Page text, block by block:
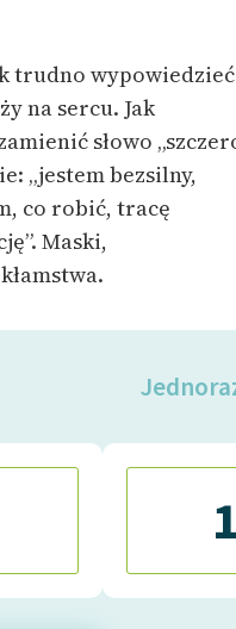
trudno wypowiedzieć
na sercu. Jak
słowo
„jestem bezsilny,
co robić, tracę
Maski,